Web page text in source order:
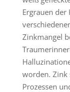
Ergrauen der
Zinkmangel
worden. Zink
Prozessen